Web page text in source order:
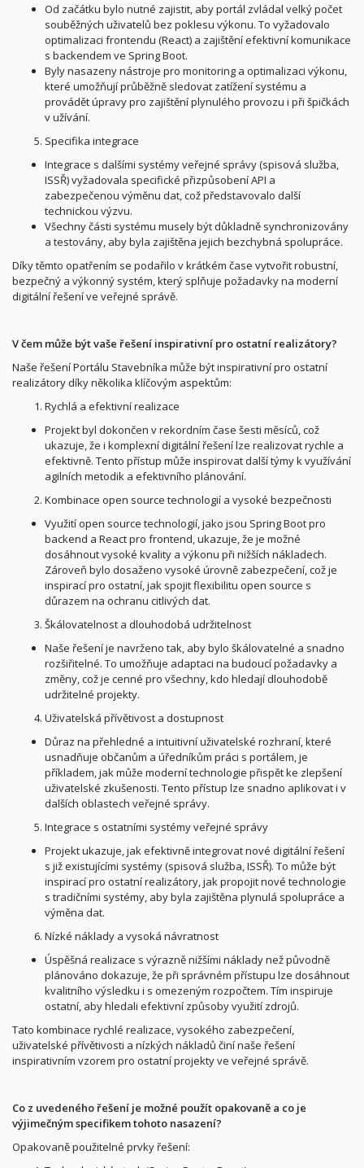
Od začátku bylo nutné zajistit, aby portál zvládal velký počet
souběžných uživatelů bez poklesu výkonu. To vyžadovalo
optimalizaci frontendu (React) a zajištění efektivní komunikace
s backendem ve Spring Boot.
Byly nasazeny nástroje pro monitoring a optimalizaci výkonu,
které umožňují průběžně sledovat zatížení systému a
provádět úpravy pro zajištění plynulého provozu i při špičkách
v užívání.
Specifika integrace
Integrace s dalšími systémy veřejné správy (spisová služba,
ISSŘ) vyžadovala specifické přizpůsobení API a
zabezpečenou výměnu dat, což představovalo další
technickou výzvu.
Všechny části systému musely být důkladně synchronizovány
a testovány, aby byla zajištěna jejich bezchybná spolupráce.
Díky těmto opatřením se podařilo v krátkém čase vytvořit robustní,
bezpečný a výkonný systém, který splňuje požadavky na moderní
digitální řešení ve veřejné správě.
V čem může být vaše řešení inspirativní pro ostatní realizátory?
Naše řešení Portálu Stavebníka může být inspirativní pro ostatní
realizátory díky několika klíčovým aspektům:
Rychlá a efektivní realizace
Projekt byl dokončen v rekordním čase šesti měsíců, což
ukazuje, že i komplexní digitální řešení lze realizovat rychle a
efektivně. Tento přístup může inspirovat další týmy k využívání
agilních metodik a efektivního plánování.
Kombinace open source technologií a vysoké bezpečnosti
Využití open source technologií, jako jsou Spring Boot pro
backend a React pro frontend, ukazuje, že je možné
dosáhnout vysoké kvality a výkonu při nižších nákladech.
Zároveň bylo dosaženo vysoké úrovně zabezpečení, což je
inspirací pro ostatní, jak spojit flexibilitu open source s
důrazem na ochranu citlivých dat.
Škálovatelnost a dlouhodobá udržitelnost
Naše řešení je navrženo tak, aby bylo škálovatelné a snadno
rozšiřitelné. To umožňuje adaptaci na budoucí požadavky a
změny, což je cenné pro všechny, kdo hledají dlouhodobě
udržitelné projekty.
Uživatelská přívětivost a dostupnost
Důraz na přehledné a intuitivní uživatelské rozhraní, které
usnadňuje občanům a úředníkům práci s portálem, je
příkladem, jak může moderní technologie přispět ke zlepšení
uživatelské zkušenosti. Tento přístup lze snadno aplikovat i v
dalších oblastech veřejné správy.
Integrace s ostatními systémy veřejné správy
Projekt ukazuje, jak efektivně integrovat nové digitální řešení
s již existujícími systémy (spisová služba, ISSŘ). To může být
inspirací pro ostatní realizátory, jak propojit nové technologie
s tradičními systémy, aby byla zajištěna plynulá spolupráce a
výměna dat.
Nízké náklady a vysoká návratnost
Úspěšná realizace s výrazně nižšími náklady než původně
plánováno dokazuje, že při správném přístupu lze dosáhnout
kvalitního výsledku i s omezeným rozpočtem. Tím inspiruje
ostatní, aby hledali efektivní způsoby využití zdrojů.
Tato kombinace rychlé realizace, vysokého zabezpečení,
uživatelské přívětivosti a nízkých nákladů činí naše řešení
inspirativním vzorem pro ostatní projekty ve veřejné správě.
Co z uvedeného řešení je možné použít opakovaně a co je
výjimečným specifikem tohoto nasazení?
Opakovaně použitelné prvky řešení: